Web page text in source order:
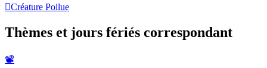
🫈Créature Poilue
Thèmes et jours fériés correspondant
📽